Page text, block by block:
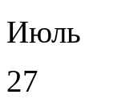
Июль
27